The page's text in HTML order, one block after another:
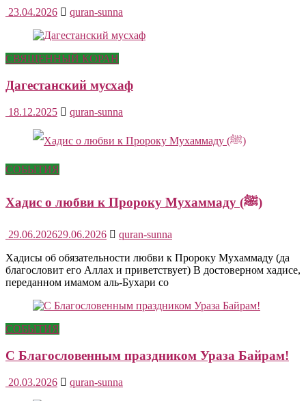
23.04.2026 quran-sunna
СВЯЩЕННЫЙ КОРАН
Дагестанский мусхаф
18.12.2025 quran-sunna
СОБЫТИЯ
Хадис о любви к Пророку Мухаммаду (ﷺ)
29.06.202629.06.2026
quran-sunna
Хадисы об обязательности любви к Пророку Мухаммаду (да
благословит его Аллах и приветствует) В достоверном хадисе,
переданном имамом аль-Бухари со
СОБЫТИЯ
С Благословенным праздником Ураза Байрам!
20.03.2026 quran-sunna